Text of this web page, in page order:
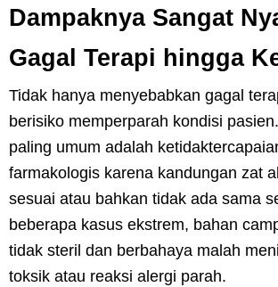
Dampaknya Sangat
Gagal Terapi hingga
Tidak hanya menyebabkan gagal
berisiko memperparah kondisi
paling umum adalah
farmakologis karena kandungan zat
sesuai atau bahkan tidak ada sama
beberapa kasus ekstrem, bahan
tidak steril dan berbahaya malah
toksik atau reaksi alergi parah.